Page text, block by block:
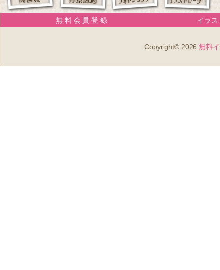
無 料 会 員 登 録 イラス
Copyright© 2026 無料